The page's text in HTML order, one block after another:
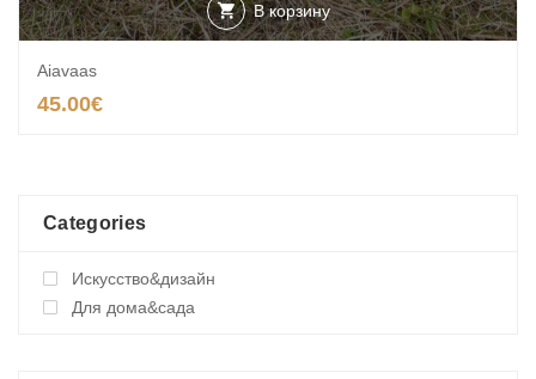
В корзину
Aiavaas
45.00€
Categories
Искусство&дизайн
Для дома&сада